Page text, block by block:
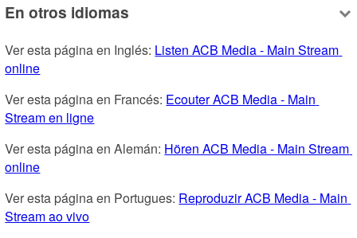
En otros idiomas
Ver esta página en Inglés: Listen ACB Media - Main Stream
online
Ver esta página en Francés: Ecouter ACB Media - Main
Stream en ligne
Ver esta página en Alemán: Hören ACB Media - Main Stream
online
Ver esta página en Portugues: Reproduzir ACB Media - Main
Stream ao vivo